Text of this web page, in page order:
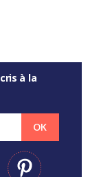
à la
OK